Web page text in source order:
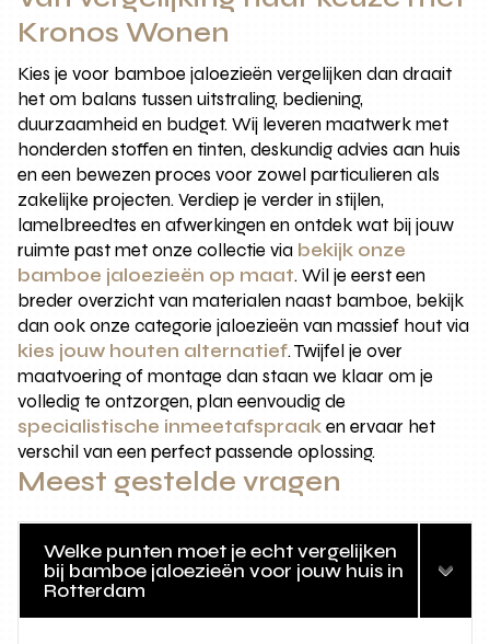
Kronos Wonen
Kies je voor bamboe jaloezieën vergelijken dan draait
het om balans tussen uitstraling, bediening,
duurzaamheid en budget. Wij leveren maatwerk met
honderden stoffen en tinten, deskundig advies aan huis
en een bewezen proces voor zowel particulieren als
zakelijke projecten. Verdiep je verder in stijlen,
lamelbreedtes en afwerkingen en ontdek wat bij jouw
ruimte past met onze collectie via bekijk onze
bamboe jaloezieën op maat. Wil je eerst een
breder overzicht van materialen naast bamboe, bekijk
dan ook onze categorie jaloezieën van massief hout via
kies jouw houten alternatief. Twijfel je over
maatvoering of montage dan staan we klaar om je
volledig te ontzorgen, plan eenvoudig de
specialistische inmeetafspraaken ervaar het
verschil van een perfect passende oplossing.
Meest gestelde vragen
Welke punten moet je echt vergelijken
bij bamboe jaloezieën voor jouw huis in
Rotterdam